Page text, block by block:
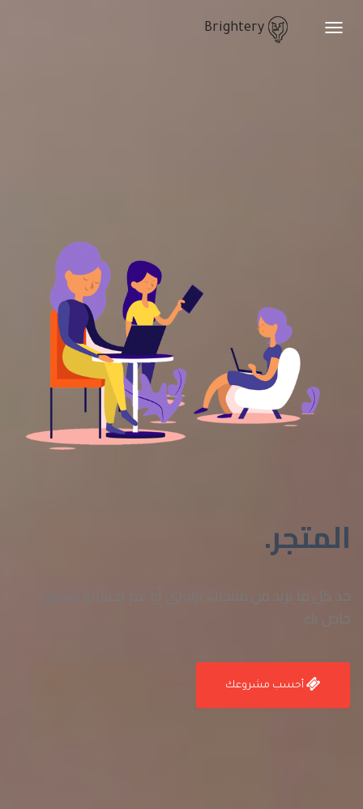
Toggle
Brightery
المتجر.
جد كل ما تريد من منتجات برايتري أو قم بحسابة مشروع
خاص بك
أحسب مشروعك